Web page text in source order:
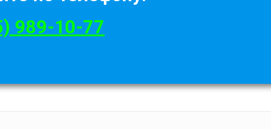
989-10-77